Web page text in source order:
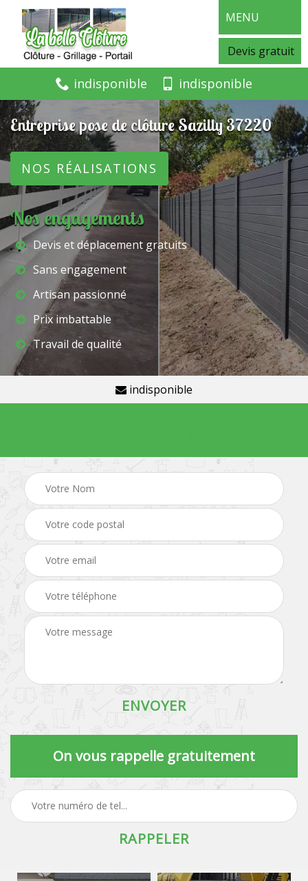
MENU
Devis gratuit
indisponible indisponible
Entreprise pose de clôture Sazilly 37220
NOS RÉALISATIONS
Nos engagements
Devis et déplacement gratuits
Sans engagement
Artisan passionné
Prix imbattable
Travail de qualité
indisponible
On vous rappelle gratuitement